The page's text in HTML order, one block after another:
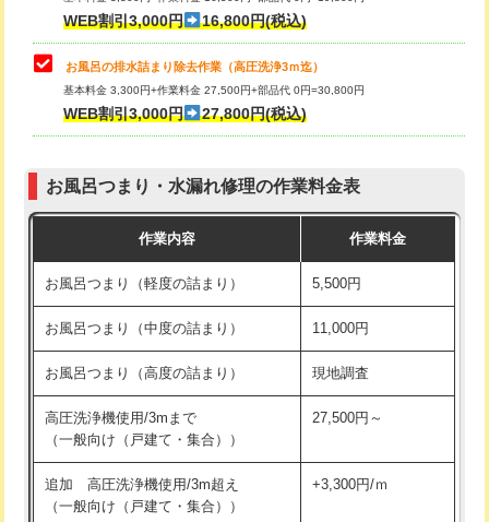
小便器トイレ脱着
その他部品の脱着 8,800円～
交換・取付（タンク）
交換・取付（普通便座） 11,000円+材料費
交換・取付（温水洗浄便座） 16,500円+材料費
交換・取付(単水栓（壁付・デッキ
式）)
13,200円+材料費
交換・取付(混合水栓（壁付・デッキ
式・ワンホール）)
16,500円+材料費
交換・取付(排水栓・排水トラップ
（P/S/ポップアップ））
22,000円+材料費
交換・取付（その他部品） 11,000円+材料費
WEB割引3,000円 16,800円(税込)
お風呂の排水詰まり除去作業（高圧洗浄3ｍ迄）
基本料金 3,300円+作業料金 27,500円+部品代 0円=30,800円
WEB割引3,000円 27,800円(税込)
お風呂つまり・水漏れ修理の作業料金表
作業内容 作業料金
お風呂つまり（軽度の詰まり） 5,500円
お風呂つまり（中度の詰まり） 11,000円
お風呂つまり（高度の詰まり） 現地調査
高圧洗浄機使用/3mまで
（一般向け（戸建て・集合））
27,500円～
追加 高圧洗浄機使用/3m超え
（一般向け（戸建て・集合））
+3,300円/ｍ